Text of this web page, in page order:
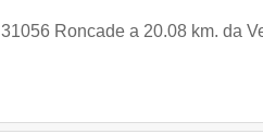
31056 Roncade a 20.08 km. da